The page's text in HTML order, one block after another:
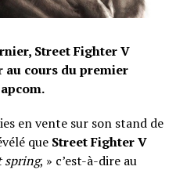
Street Fighter V
cours du premier
en vente sur son stand de
que Street Fighter V
spring, » c’est-à-dire au